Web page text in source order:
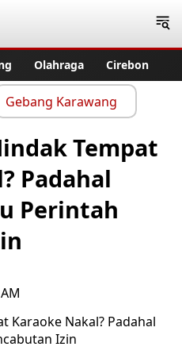
Olahraga Cirebon
Gebang Karawang
Tempat
Padahal
Perintah